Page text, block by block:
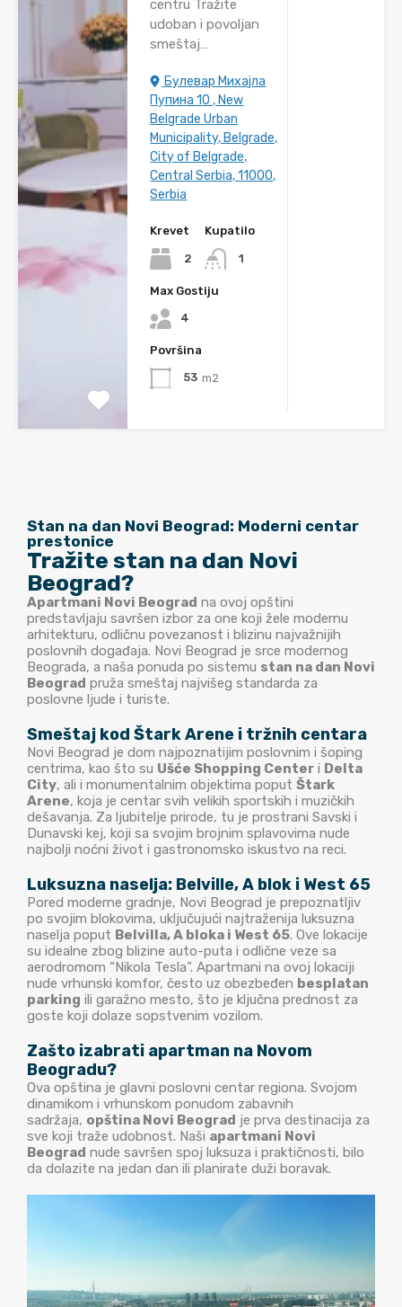
centru Tražite
udoban i povoljan
smeštaj…
Булевар Михајла
Пупина 10 , New
Belgrade Urban
Municipality, Belgrade,
City of Belgrade,
Central Serbia, 11000,
Serbia
Krevet
2
Kupatilo
1
Max Gostiju
4
Površina
53 m2
Stan na dan Novi Beograd: Moderni centar
prestonice
Tražite stan na dan Novi
Beograd?
Apartmani Novi Beograd na ovoj opštini
predstavljaju savršen izbor za one koji žele modernu
arhitekturu, odličnu povezanost i blizinu najvažnijih
poslovnih događaja. Novi Beograd je srce modernog
Beograda, a naša ponuda po sistemu stan na dan Novi
Beograd pruža smeštaj najvišeg standarda za
poslovne ljude i turiste.
Smeštaj kod Štark Arene i tržnih centara
Novi Beograd je dom najpoznatijim poslovnim i šoping
centrima, kao što su Ušće Shopping Center i Delta
City, ali i monumentalnim objektima poput Štark
Arene, koja je centar svih velikih sportskih i muzičkih
dešavanja. Za ljubitelje prirode, tu je prostrani Savski i
Dunavski kej, koji sa svojim brojnim splavovima nude
najbolji noćni život i gastronomsko iskustvo na reci.
Luksuzna naselja: Belville, A blok i West 65
Pored moderne gradnje, Novi Beograd je prepoznatljiv
po svojim blokovima, uključujući najtraženija luksuzna
naselja poput Belvilla, A bloka i West 65. Ove lokacije
su idealne zbog blizine auto-puta i odlične veze sa
aerodromom “Nikola Tesla”. Apartmani na ovoj lokaciji
nude vrhunski komfor, često uz obezbeđen besplatan
parking ili garažno mesto, što je ključna prednost za
goste koji dolaze sopstvenim vozilom.
Zašto izabrati apartman na Novom
Beogradu?
Ova opština je glavni poslovni centar regiona. Svojom
dinamikom i vrhunskom ponudom zabavnih
sadržaja, opština Novi Beograd je prva destinacija za
sve koji traže udobnost. Naši apartmani Novi
Beograd nude savršen spoj luksuza i praktičnosti, bilo
da dolazite na jedan dan ili planirate duži boravak.